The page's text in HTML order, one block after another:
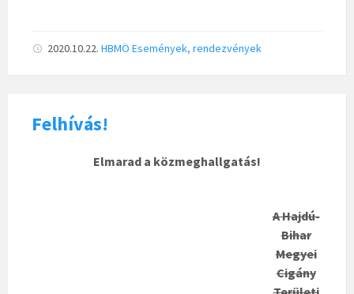
2020.10.22. HBMÖ Események, rendezvények
Felhívás!
Elmarad a közmeghallgatás!
A Hajdú-
Bihar
Megyei
Cigány